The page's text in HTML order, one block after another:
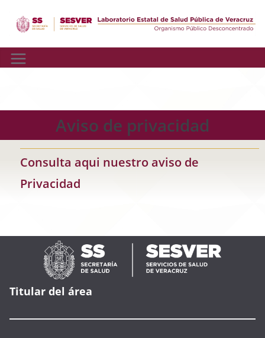
Aviso de privacidad
Consulta aqui nuestro aviso de
Privacidad
Titular del área